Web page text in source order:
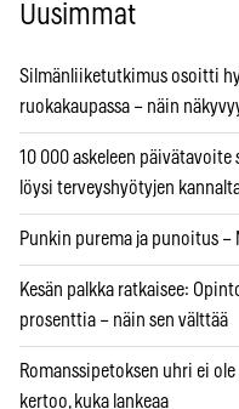
Uusimmat
Silmänliiketutkimus osoitti
ruokakaupassa – näin
10 000 askeleen
löysi terveyshyötyjen
Punkin purema ja punoitus
Kesän palkka ratkaisee:
prosenttia – näin sen välttää
Romanssipetoksen uhri ei
kertoo, kuka lankeaa